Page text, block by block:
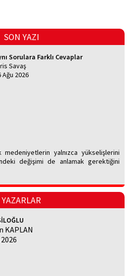
SON YAZI
Sorulara Farklı Cevaplar
Savaş
Ağu 2026
yalnızca yükselişlerini
değişimi de anlamak gerektiğini
YAZARLAR
KAPLAN